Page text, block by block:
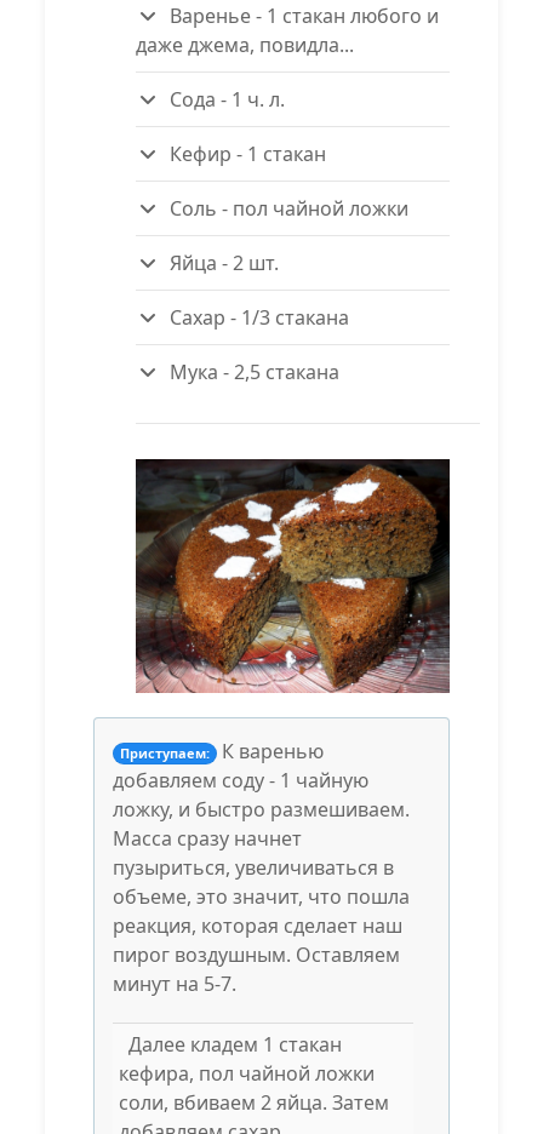
Варенье - 1 стакан любого и
даже джема, повидла...
Сода - 1 ч. л.
Кефир - 1 стакан
Соль - пол чайной ложки
Яйца - 2 шт.
Сахар - 1/3 стакана
Мука - 2,5 стакана
Приступаем:
К варенью
добавляем соду - 1 чайную
ложку, и быстро размешиваем.
Масса сразу начнет
пузыриться, увеличиваться в
объеме, это значит, что пошла
реакция, которая сделает наш
пирог воздушным. Оставляем
минут на 5-7.
Далее кладем 1 стакан
кефира, пол чайной ложки
соли, вбиваем 2 яйца. Затем